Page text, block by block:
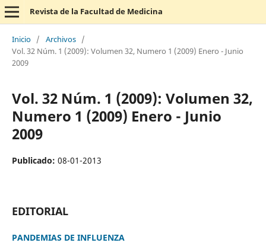
Revista de la Facultad de Medicina
Inicio / Archivos /
Vol. 32 Núm. 1 (2009): Volumen 32, Numero 1 (2009) Enero - Junio
2009
Vol. 32 Núm. 1 (2009): Volumen 32,
Numero 1 (2009) Enero - Junio
2009
Publicado: 08-01-2013
EDITORIAL
PANDEMIAS DE INFLUENZA